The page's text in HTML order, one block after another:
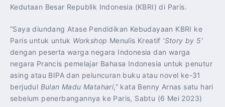
Kedutaan Besar Republik Indonesia (KBRI) di Paris.
“Saya diundang Atase Pendidikan Kebudayaan KBRI ke
Paris untuk untuk Workshop Menulis Kreatif ‘Story by 5’
dengan peserta warga negara Indonesia dan warga
negara Prancis pemelajar Bahasa Indonesia untuk penutur
asing atau BIPA dan peluncuran buku atau novel ke-31
berjudul Bulan Madu Matahari,” kata Benny Arnas satu hari
sebelum penerbangannya ke Paris, Sabtu (6 Mei 2023)